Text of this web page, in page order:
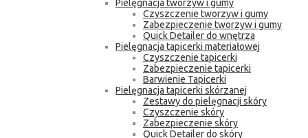
Pielęgnacja tworzyw i gumy
Czyszczenie tworzyw i gumy
Zabezpieczenie tworzyw i gumy
Quick Detailer do wnętrza
Pielęgnacja tapicerki materiałowej
Czyszczenie tapicerki
Zabezpieczenie tapicerki
Barwienie Tapicerki
Pielęgnacja tapicerki skórzanej
Zestawy do pielęgnacji skóry
Czyszczenie skóry
Zabezpieczenie skóry
Quick Detailer do skóry